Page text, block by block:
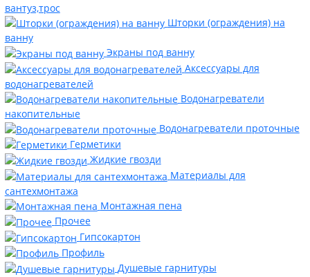
вантуз,трос
Шторки (ограждения) на
ванну
Экраны под ванну
Аксессуары для
водонагревателей
Водонагреватели
накопительные
Водонагреватели проточные
Герметики
Жидкие гвозди
Материалы для
сантехмонтажа
Монтажная пена
Прочее
Гипсокартон
Профиль
Душевые гарнитуры